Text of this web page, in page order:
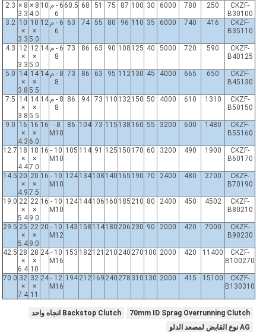
CKZF-
B30100
250
780
6000
30
100
87
75
51
68
60.5
6 - م
6
10
8 ×
4.0
8 ×
3.3
2.3
CKZF-
B35110
416
740
6000
35
110
96
80
55
74
63
6 - م
6
12
10
×
5.0
10
×
3.3
3.2
CKZF-
B40125
590
720
5000
40
125
108
90
63
86
73
6 - م
8
14
12
×
5.0
12
×
3.3
4.3
CKZF-
B45130
650
665
4000
45
130
112
95
63
86
73
8 - م
8
14
14
×
5.5
14
×
3.8
5.0
CKZF-
B50150
1310
610
4000
50
150
132
110
73
94
86
8 - م
8
14
14
×
5.5
14
×
3.8
7.5
CKZF-
B55160
1480
600
3200
55
160
138
115
73
104
86
8 -
M10
16
16
×
6.0
16
×
4.3
9.0
CKZF-
B60170
1900
490
3200
60
170
150
125
91
114
105
10 -
M10
16
18
×
7.0
18
×
4.4
12.7
CKZF-
B70190
2700
480
2400
70
190
165
140
108
134
124
10 -
M10
16
20
×
7.5
20
×
4.9
14.5
CKZF-
B80210
4502
450
2400
80
210
185
160
106
144
124
10 -
M10
16
22
×
9.0
22
×
5.4
19.0
CKZF-
B90230
7000
420
2000
90
230
206
180
114
158
143
10 -
M12
20
22
×
9.0
25
×
5.4
29.5
CKZF-
B100270
11400
420
2000
100
270
240
210
121
182
153
10 -
M16
24
28
×
10
28
×
6.4
42.5
CKZF-
B130310
15100
415
2000
130
310
278
240
169
212
194
12 -
M16
24
32
×
11
32
×
7.4
70.0
70mm ID Sprag Overrunning Clutch
Backstop Clutch اتجاه واحد
AG نوع القابض لمصعد الدلو